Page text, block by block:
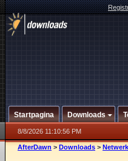
Startpagina Downloads
8/8/2026 11:10:56 PM
AfterDawn > Downloads > Netwerk